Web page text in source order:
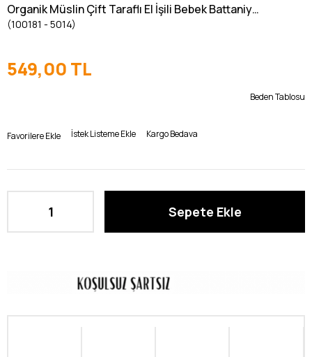
Organik Müslin Çift Taraflı El İşili Bebek Battaniye
(Yıkanmıştır) 100X100 cm İndigo - Gri
(100181 - 5014)
549,00 TL
Beden Tablosu
Favorilere Ekle İstek Listeme Ekle Kargo Bedava